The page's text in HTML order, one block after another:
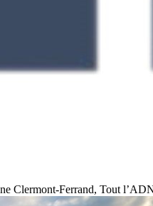
Clermont-Ferrand, Tout